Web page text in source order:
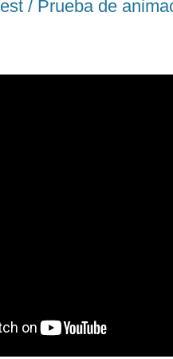
/ Prueba de